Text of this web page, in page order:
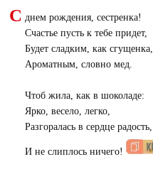
С днем рождения, сестренка!
Счастье пусть к тебе придет,
Будет сладким, как сгущенка,
Ароматным, словно мед.
Чтоб жила, как в шоколаде:
Ярко, весело, легко,
Разгоралась в сердце радость,
И не слиплось ничего!